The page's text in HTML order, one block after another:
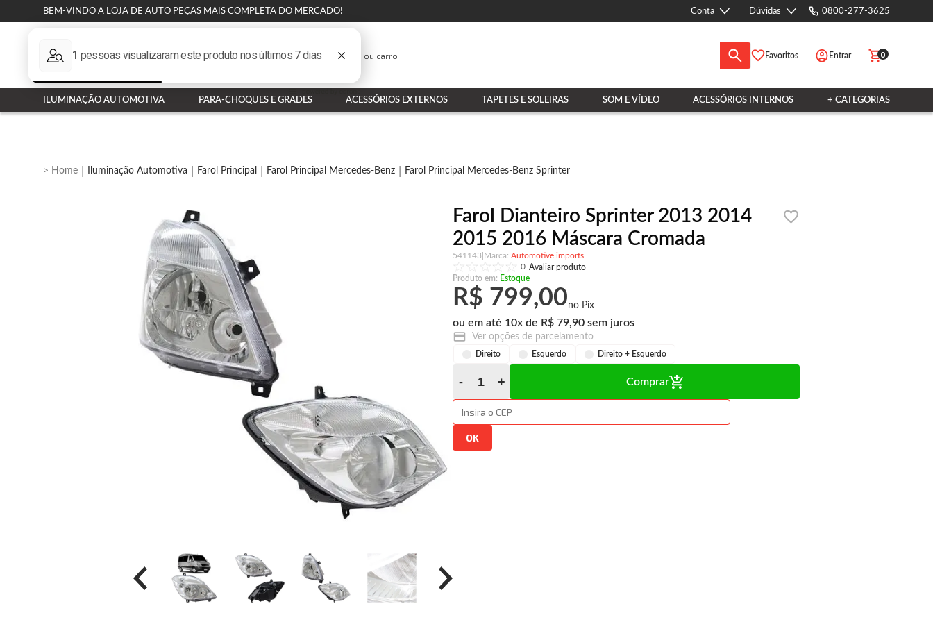
BEM-VINDO A LOJA DE AUTO PEÇAS MAIS COMPLETA DO MERCADO! Conta Dúvidas 0800-277-3625
Favoritos Entrar 0
ILUMINAÇÃO AUTOMOTIVA PARA-CHOQUES E GRADES ACESSÓRIOS EXTERNOS TAPETES E SOLEIRAS SOM E VÍDEO ACESSÓRIOS INTERNOS + CATEGORIAS
Iluminação Automotiva Farol Principal Farol Principal Mercedes-Benz Farol Principal Mercedes-Benz Sprinter
Farol Dianteiro Sprinter 2013 2014
2015 2016 Máscara Cromada
541143
Automotive imports
0
Produto em: Estoque
R$ 799,00
10x R$ 79,90
Ver opções de parcelamento
Direito Esquerdo Direito + Esquerdo
Comprar